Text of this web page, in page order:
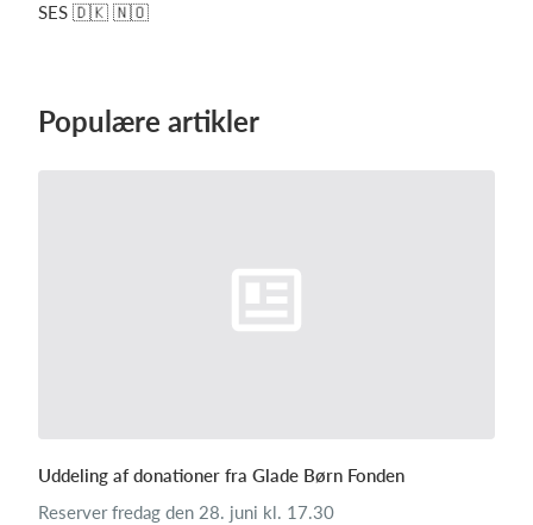
SES 🇩🇰 🇳🇴
Populære artikler
Uddeling af donationer fra Glade Børn Fonden
Reserver fredag den 28. juni kl. 17.30